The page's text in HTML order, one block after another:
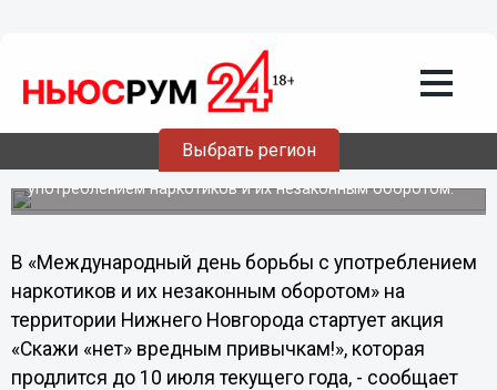
Выбрать регион
Полицейские Нижнего Новгорода
проведут акцию «Скажи «нет»
вредным привычкам!»
Акция приурочена к Международному дню борьбы с
употреблением наркотиков и их незаконным оборотом.
В «Международный день борьбы с употреблением
наркотиков и их незаконным оборотом» на
территории Нижнего Новгорода стартует акция
«Скажи «нет» вредным привычкам!», которая
продлится до 10 июля текущего года, - сообщает